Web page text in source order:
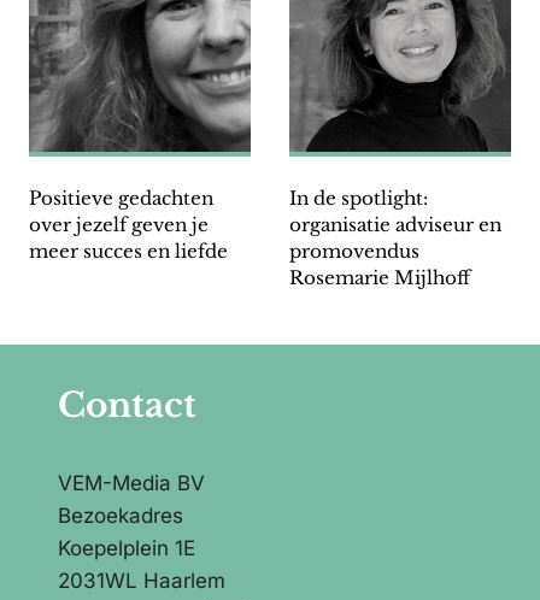
Positieve gedachten
over jezelf geven je
meer succes en liefde
In de spotlight:
organisatie adviseur en
promovendus
Rosemarie Mijlhoff
Contact
VEM-Media BV
Bezoekadres
Koepelplein 1E
2031WL Haarlem